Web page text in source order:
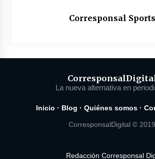
Corresponsal Sports
Corresponsal
La nueva alternativa en
Inicio · Blog · Quiénes somos ·
CorresponsalDigital © 2019
Redacción Corresponsal